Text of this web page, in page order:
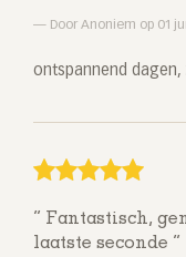
Door Anoniem op 01
ontspannend dagen,
Fantastisch,
laatste seconde